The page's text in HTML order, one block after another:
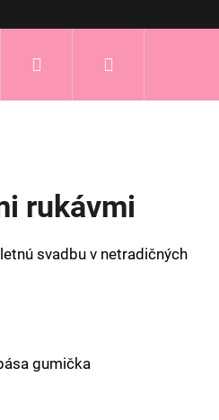
Prihlásenie
rukávmi
svadbu v netradičných
gumička